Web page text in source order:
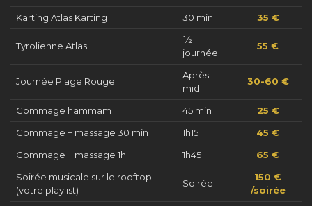
Karting Atlas Karting 30 min 35 €
Tyrolienne Atlas
½
journée
55 €
Journée Plage Rouge
Après-
midi
30-60 €
Gommage hammam 45 min
25 €
Gommage + massage 30 min
1h15
45 €
Gommage + massage 1h
1h45
65 €
Soirée musicale sur le rooftop
(votre playlist)
Soirée
150 €
/soirée